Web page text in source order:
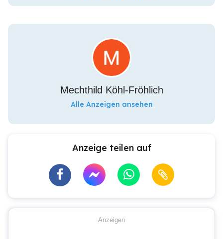
Mechthild Köhl-Fröhlich
Alle Anzeigen ansehen
Anzeige teilen auf
Anzeigen